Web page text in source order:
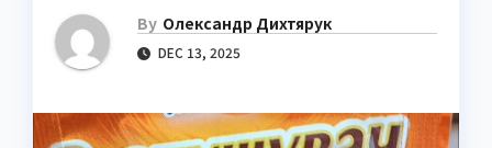
By Олександр Дихтярук
DEC 13, 2025